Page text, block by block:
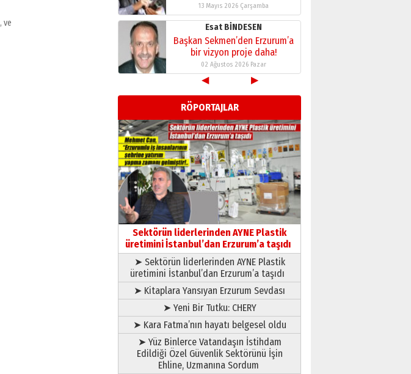
, ve
13 Mayıs 2026 Çarşamba
Esat BİNDESEN
Başkan Sekmen’den Erzurum’a
bir vizyon proje daha!
02 Ağustos 2026 Pazar
Kadir SABUNCUOĞLU
Erzurumspor’un köşe taşları
29 Haziran 2026 Pazartesi
Kenan GÜLERCİ
Murat Şahsuvaroğlu ERKON’da
çıtayı yukarı taşırken,
yönetimdekiler aşağı
çekmemeli!
17 Şubat 2026 SalıOrhan BOZKURT
Bir fotoğraf, bir şehir, bir
gazeteci… Dizginler kimin
elinde?
31 Mart 2026 Salı
A. Berhan Yılmaz
BİR BÖLÜM DEĞİL, BİR ÖMÜR
SEÇİYORSUNUZ… “NEDEN
ATATÜRK ÜNİVERSİTESİ?”
28 Temmuz 2026 Salı
Ahmet Gökhan YAZICI
Ahmed Yesevi’den bir
Alperen… ”Reisimiz” idi…
Hakka yürüdü.!
26 Mart 2026 Perşembe
◀ ▶
RÖPORTAJLAR
Sektörün liderlerinden AYNE Plastik
üretimini İstanbul’dan Erzurum’a taşıdı
➤ Sektörün liderlerinden AYNE Plastik
üretimini İstanbul’dan Erzurum’a taşıdı
➤ Kitaplara Yansıyan Erzurum Sevdası
➤ Yeni Bir Tutku: CHERY
➤ Kara Fatma’nın hayatı belgesel oldu
➤ Yüz Binlerce Vatandaşın İstihdam
Edildiği Özel Güvenlik Sektörünü İşin
Ehline, Uzmanına Sordum